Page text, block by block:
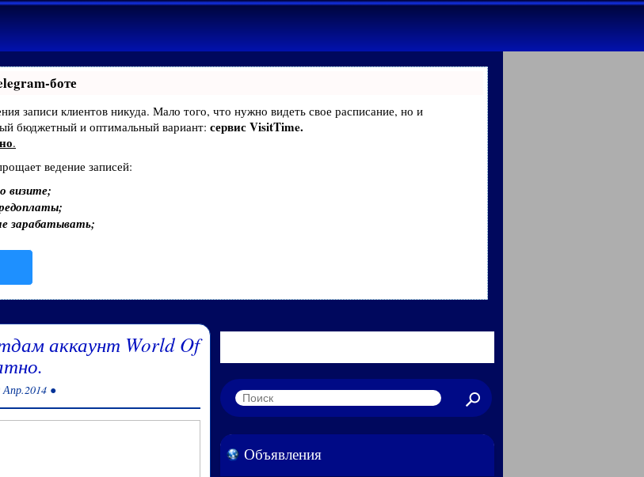
боте
записи клиентов никуда. Мало того, что нужно видеть свое расписание, но и
бюджетный и оптимальный вариант: сервис VisitTime.
.
ведение записей:
визите;
зарабатывать;
аккаунт World Of
Апр.2014 ●
Объявления